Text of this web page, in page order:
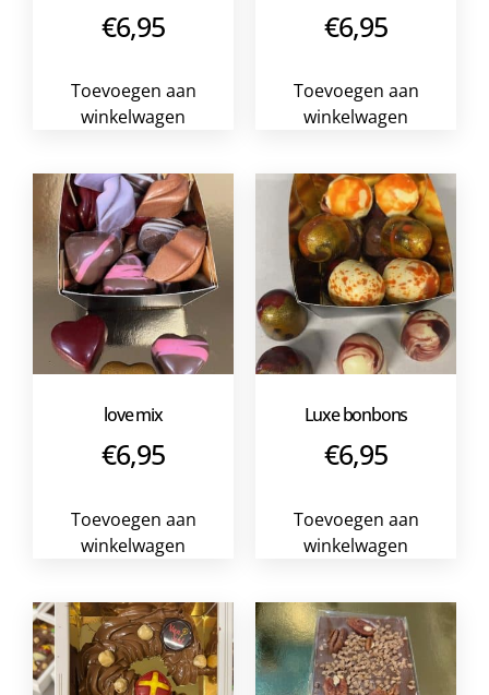
€6,95
Toevoegen aan
winkelwagen
€6,95
Toevoegen aan
winkelwagen
love mix
€6,95
Toevoegen aan
winkelwagen
Luxe bonbons
€6,95
Toevoegen aan
winkelwagen